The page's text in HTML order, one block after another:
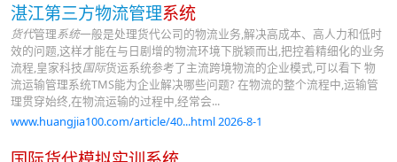
湛江第三方物流管理系统
货代管理系统一般是处理货代公司的物流业务,解决高成本、高人力和低时
效的问题,这样才能在与日剧增的物流环境下脱颖而出,把控着精细化的业务
流程,皇家科技国际货运系统参考了主流跨境物流的企业模式,可以看下 物
流运输管理系统TMS能为企业解决哪些问题? 在物流的整个流程中,运输管
理贯穿始终,在物流运输的过程中,经常会...
www.huangjia100.com/article/40...html 2026-8-1